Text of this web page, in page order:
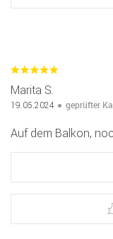
Marita S.
19.05.2024 geprüfter
Auf dem Balkon,